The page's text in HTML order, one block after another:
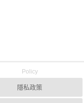
Policy
隱私政策